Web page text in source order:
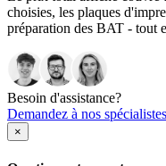
choisies, les plaques
préparation des BAT - tout
Besoin d'assistance?
Demandez à nos spécialistes
×